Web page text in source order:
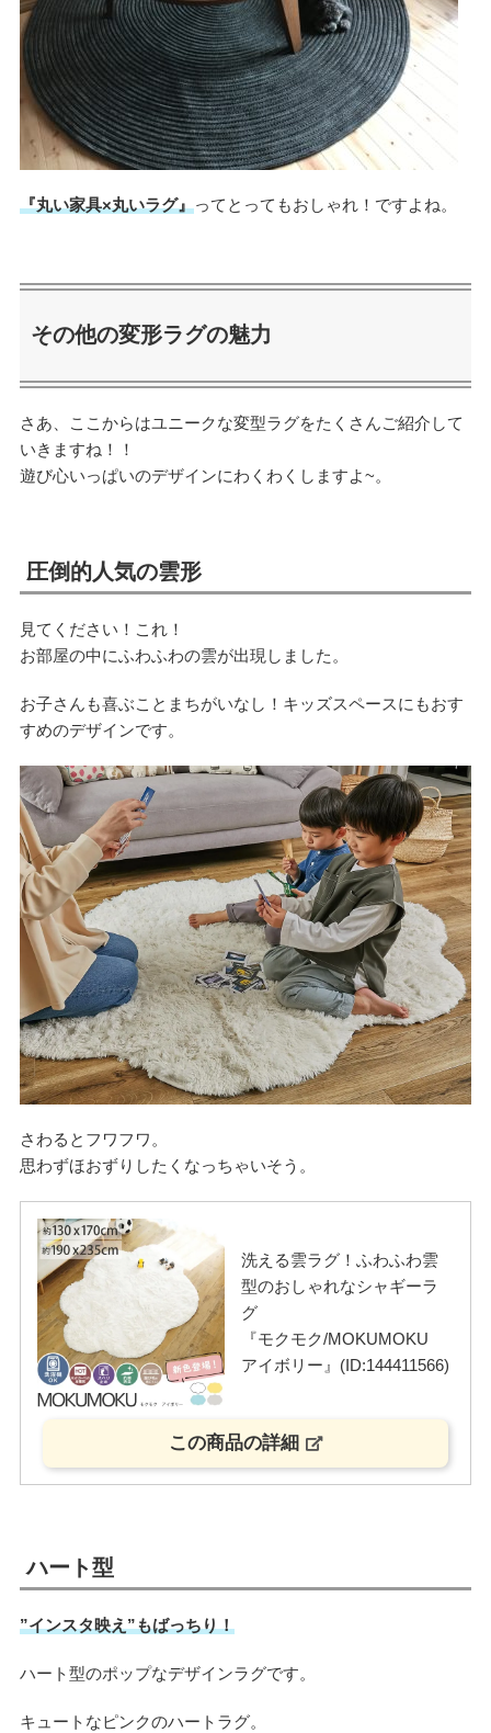
『丸い家具×丸いラグ』ってとってもおしゃれ！ですよね。
その他の変形ラグの魅力
さあ、ここからはユニークな変型ラグをたくさんご紹介して
いきますね！！
遊び心いっぱいのデザインにわくわくしますよ~。
圧倒的人気の雲形
見てください！これ！
お部屋の中にふわふわの雲が出現しました。
お子さんも喜ぶことまちがいなし！キッズスペースにもおす
すめのデザインです。
さわるとフワフワ。
思わずほおずりしたくなっちゃいそう。
洗える雲ラグ！ふわふわ雲
型のおしゃれなシャギーラ
グ
『モクモク/MOKUMOKU
アイボリー』(ID:144411566)
この商品の詳細
ハート型
”インスタ映え”もばっちり！
ハート型のポップなデザインラグです。
キュートなピンクのハートラグ。